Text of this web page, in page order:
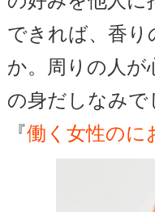
できれば、香
か。周りの人
の身だしなみ
『働く女性のに